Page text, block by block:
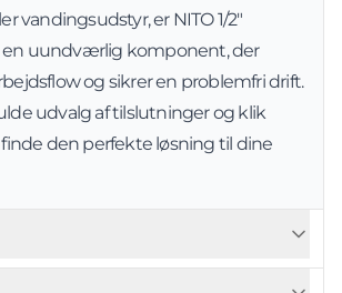
vandingsudstyr, er NITO 1/2"
en uundværlig komponent, der
og sikrer en problemfri drift.
udvalg aftilslutninger og klik
den perfekte løsning til dine